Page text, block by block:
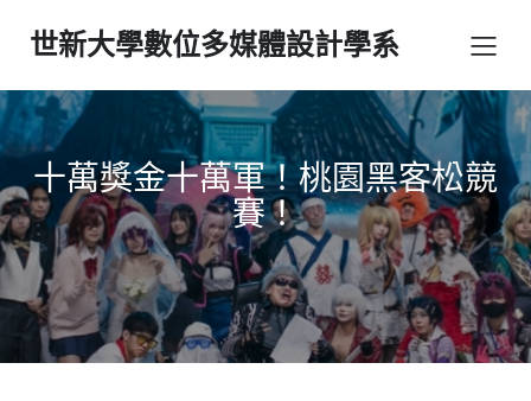
世新大學數位多媒體設計學系
十萬獎金十萬軍！桃園黑客松競
賽！